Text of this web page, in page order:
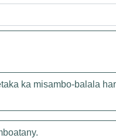
ka misambo-balala